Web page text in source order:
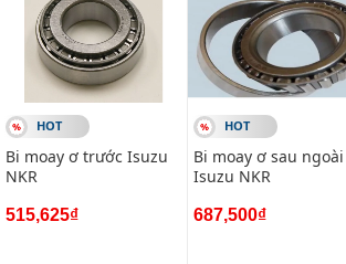
#vietparts #ascgroup
#phugiaoto #phutungoto
-------------------------------------------------------
VIETPARTS - Thương hiệu 20 năm về cung
phụ kiện và phụ gia xe hơi.
Địa chỉ: 434 Trần Khát Chân- Hai Bà
HOT
Bi moay ơ trước Isuzu
NKR
515,625₫
HOT
Bi moay ơ sau ngoài
Isuzu NKR
687,500₫